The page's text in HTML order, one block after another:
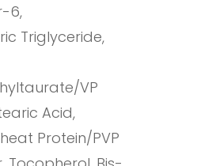
6,
Triglyceride,
VP
Acid,
Protein/PVP